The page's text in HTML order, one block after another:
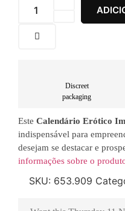
Discreet
packaging
Este Calendário Erótico
indispensável para
desejam se destacar e
informações sobre o
SKU: 653.909